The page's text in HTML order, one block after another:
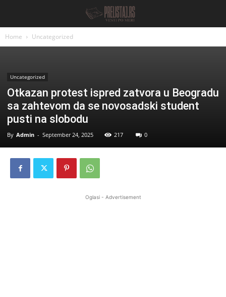
Home Uncategorized
Uncategorized
Otkazan protest ispred zatvora u Beogradu
sa zahtevom da se novosadski student
pusti na slobodu
By Admin - September 24, 2025 217 0
Oglasi - Advertisement